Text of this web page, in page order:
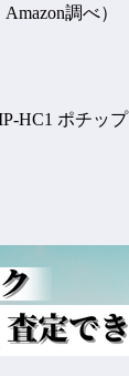
Amazon調べ）
ポチップ